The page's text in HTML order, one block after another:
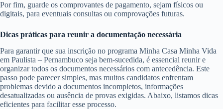
Por fim, guarde os comprovantes de pagamento, sejam físicos ou
digitais, para eventuais consultas ou comprovações futuras.
Dicas práticas para reunir a documentação necessária
Para garantir que sua inscrição no programa Minha Casa Minha Vida
em Paulista – Pernambuco seja bem-sucedida, é essencial reunir e
organizar todos os documentos necessários com antecedência. Este
passo pode parecer simples, mas muitos candidatos enfrentam
problemas devido a documentos incompletos, informações
desatualizadas ou ausência de provas exigidas. Abaixo, listamos dicas
eficientes para facilitar esse processo.